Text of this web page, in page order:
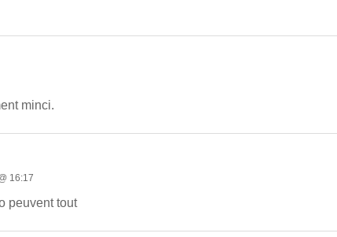
minci.
16:17
peuvent tout